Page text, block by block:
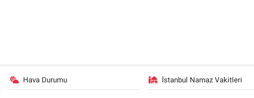
Hava Durumu İstanbul Namaz Vakitleri